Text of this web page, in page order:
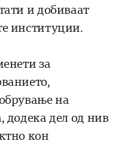
и добиваат
институции.
за
на
додека дел од нив
кон